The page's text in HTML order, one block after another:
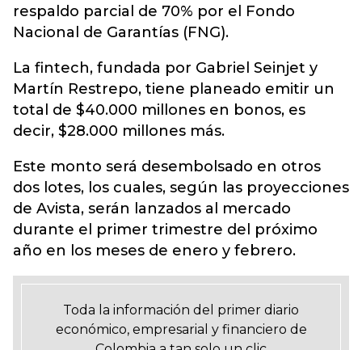
respaldo parcial de 70% por el Fondo
Nacional de Garantías (FNG).
La fintech, fundada por Gabriel Seinjet y
Martín Restrepo, tiene planeado emitir un
total de $40.000 millones en bonos, es
decir, $28.000 millones más.
Este monto será desembolsado en otros
dos lotes, los cuales, según las proyecciones
de Avista, serán lanzados al mercado
durante el primer trimestre del próximo
año en los meses de enero y febrero.
Toda la información del primer diario
económico, empresarial y financiero de